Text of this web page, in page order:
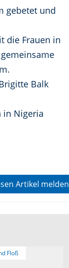
gebetet und
die Frauen in
Balk
in Nigeria
Artikel melden
Kath. Frauenbund Floß